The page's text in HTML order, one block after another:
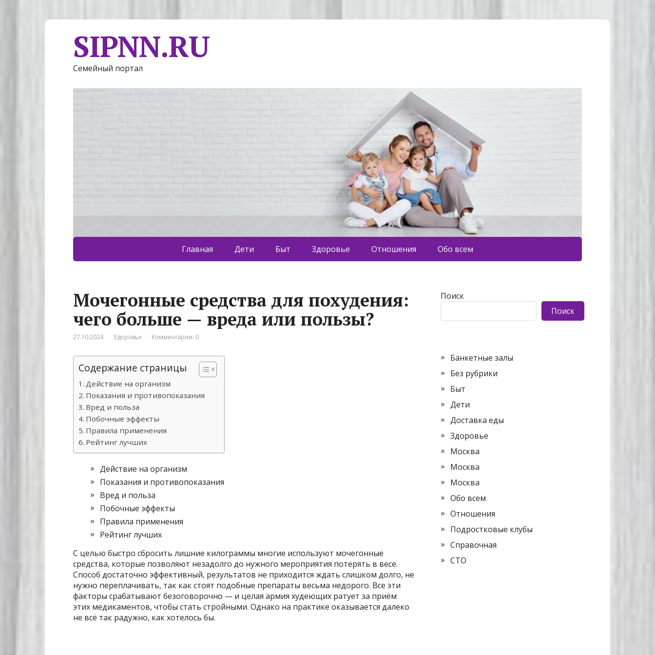
SIPNN.RU
Семейный портал
Главная Дети Быт Здоровье Отношения Обо всем
Мочегонные средства для похудения:
чего больше — вреда или пользы?
27.10.2024 Здоровье Комментарии: 0
Содержание страницы
Действие на организм
Показания и противопоказания
Вред и польза
Побочные эффекты
Правила применения
Рейтинг лучших
Действие на организм
Показания и противопоказания
Вред и польза
Побочные эффекты
Правила применения
Рейтинг лучших
С целью быстро сбросить лишние килограммы многие используют мочегонные
средства, которые позволяют незадолго до нужного мероприятия потерять в весе.
Способ достаточно эффективный, результатов не приходится ждать слишком долго, не
нужно переплачивать, так как стоят подобные препараты весьма недорого. Все эти
факторы срабатывают безоговорочно — и целая армия худеющих ратует за приём
этих медикаментов, чтобы стать стройными. Однако на практике оказывается далеко
не всё так радужно, как хотелось бы.
Поиск
Поиск
Банкетные залы
Без рубрики
Быт
Дети
Доставка еды
Здоровье
Москва
Москва
Москва
Обо всем
Отношения
Подростковые клубы
Справочная
СТО